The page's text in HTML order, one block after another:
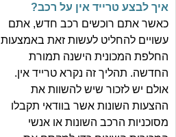
איך לבצע טרייד אין על רכב?
כאשר אתם רוכשים רכב חדש, אתם
עשויים להחליט לעשות זאת באמצעות
החלפת המכונית הישנה תמורת
החדשה. תהליך זה נקרא טרייד אין.
אולם יש לזכור שיש להשוות את
ההצעות השונות אשר בוודאי תקבלו
מסוכניות הרכב השונות או אנשי